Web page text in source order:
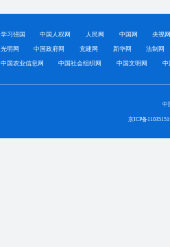
学习强国 中国人权网 人民网 中国网 央视
光明网 中国政府网 党建网 新华网 法制网
中国农业信息网 中国社会组织网 中国文明网 中
中
京ICP备